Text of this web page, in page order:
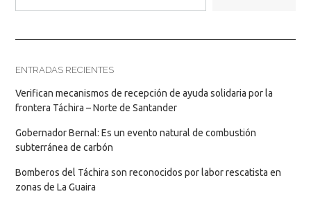
ENTRADAS RECIENTES
Verifican mecanismos de recepción de ayuda solidaria por la
frontera Táchira – Norte de Santander
Gobernador Bernal: Es un evento natural de combustión
subterránea de carbón
Bomberos del Táchira son reconocidos por labor rescatista en
zonas de La Guaira